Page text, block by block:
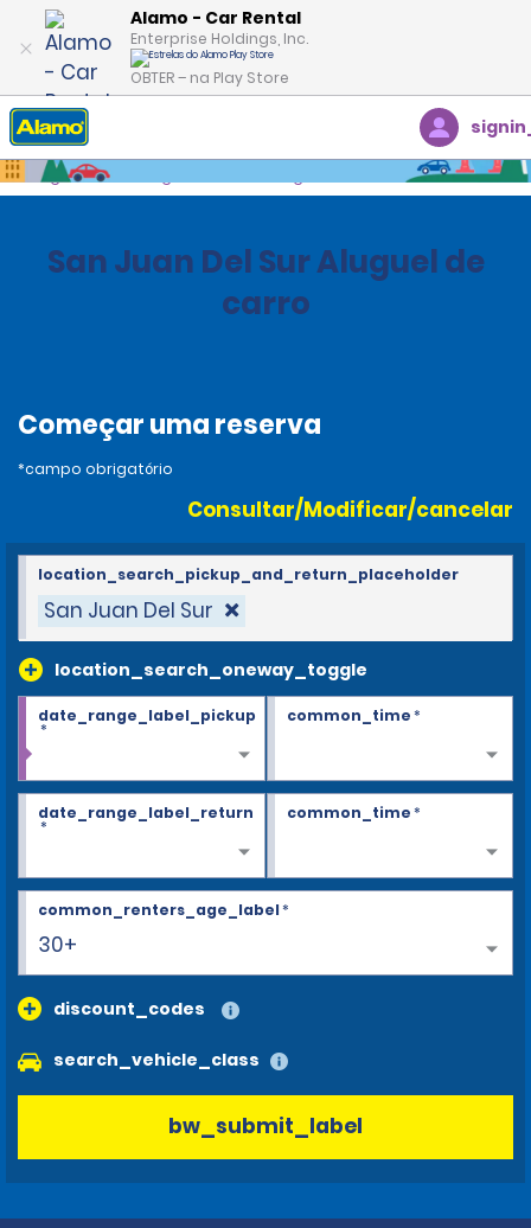
Alamo - Car Rental
Enterprise Holdings, Inc.
OBTER – na Play Store
Página inicial
San Juan Del Sur Aluguel de
carro
Começar uma reserva
*campo obrigatório
Consultar/Modificar/cancelar
San Juan Del Sur
location_search_oneway_toggle
location_search_pickup_and_return_placeholder
date_range_label_pickup
*
common_time*
date_range_label_return
*
common_time*
30+
common_renters_age_label*
discount_codes
search_vehicle_class
bw_submit_label